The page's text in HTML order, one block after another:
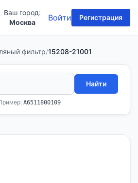
Ваш город:
Москва
Войти Регистрация
фильтр/15208-21001
Найти
A6511800109